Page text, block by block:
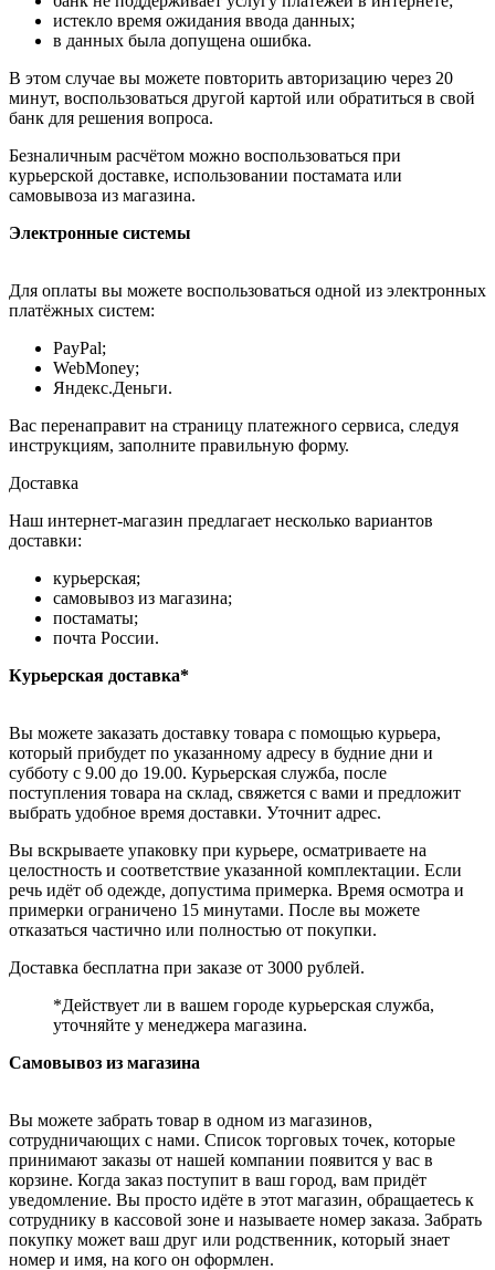
истекло время ожидания ввода данных;
в данных была допущена ошибка.
В этом случае вы можете повторить авторизацию через 20
минут, воспользоваться другой картой или обратиться в свой
банк для решения вопроса.
Безналичным расчётом можно воспользоваться при
курьерской доставке, использовании постамата или
самовывоза из магазина.
Электронные системы
Для оплаты вы можете воспользоваться одной из электронных
платёжных систем:
PayPal;
WebMoney;
Яндекс.Деньги.
Вас перенаправит на страницу платежного сервиса, следуя
инструкциям, заполните правильную форму.
Доставка
Наш интернет-магазин предлагает несколько вариантов
доставки:
курьерская;
самовывоз из магазина;
постаматы;
почта России.
Курьерская доставка*
Вы можете заказать доставку товара с помощью курьера,
который прибудет по указанному адресу в будние дни и
субботу с 9.00 до 19.00. Курьерская служба, после
поступления товара на склад, свяжется с вами и предложит
выбрать удобное время доставки. Уточнит адрес.
Вы вскрываете упаковку при курьере, осматриваете на
целостность и соответствие указанной комплектации. Если
речь идёт об одежде, допустима примерка. Время осмотра и
примерки ограничено 15 минутами. После вы можете
отказаться частично или полностью от покупки.
Доставка бесплатна при заказе от 3000 рублей.
*Действует ли в вашем городе курьерская служба,
уточняйте у менеджера магазина.
Самовывоз из магазина
Вы можете забрать товар в одном из магазинов,
сотрудничающих с нами. Список торговых точек, которые
принимают заказы от нашей компании появится у вас в
корзине. Когда заказ поступит в ваш город, вам придёт
уведомление. Вы просто идёте в этот магазин, обращаетесь к
сотруднику в кассовой зоне и называете номер заказа. Забрать
покупку может ваш друг или родственник, который знает
номер и имя, на кого он оформлен.